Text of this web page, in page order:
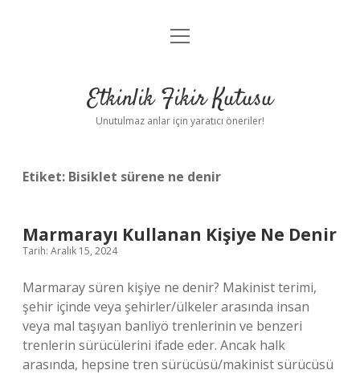
Anasayfa
Yasal Uyarı
menüyü
Etkinlik Fikir Kutusu
Unutulmaz anlar için yaratıcı öneriler!
Etiket: Bisiklet sürene ne denir
Marmarayı Kullanan Kişiye Ne Denir
Tarih: Aralık 15, 2024
Marmaray süren kişiye ne denir? Makinist terimi,
şehir içinde veya şehirler/ülkeler arasında insan
veya mal taşıyan banliyö trenlerinin ve benzeri
trenlerin sürücülerini ifade eder. Ancak halk
arasında, hepsine tren sürücüsü/makinist sürücüsü